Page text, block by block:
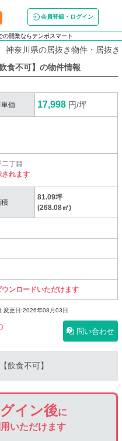
会員登録・ログイン
の開業ならテンポスマート
神奈川県の居抜き物件・居抜
食不可】 の物件情報
価 17,998 円/坪
丁目
されます
積
81.09坪
(268.08㎡)
ンロードいただけます
変更日:2026年08月03日
問い合わせ
飲食不可】
イン後に
いただけます